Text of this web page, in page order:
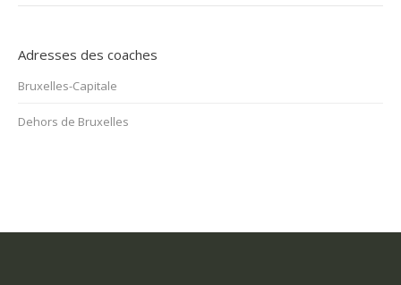
Adresses des coaches
Bruxelles-Capitale
Dehors de Bruxelles